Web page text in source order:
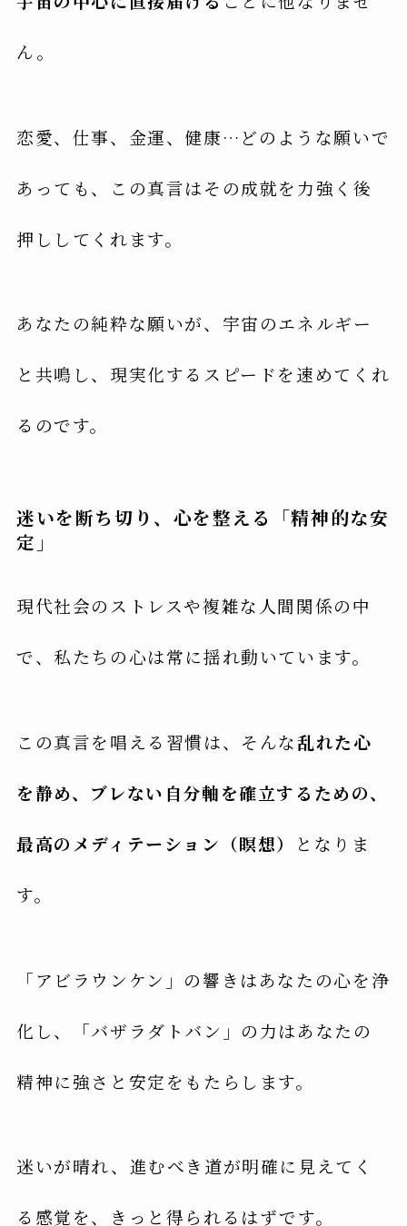
ん。
恋愛、仕事、金運、健康…どのような願いで
あっても、この真言はその成就を力強く後
押ししてくれます。
あなたの純粋な願いが、宇宙のエネルギー
と共鳴し、現実化するスピードを速めてくれ
るのです。
迷いを断ち切り、心を整える「精神的な安
定」
現代社会のストレスや複雑な人間関係の中
で、私たちの心は常に揺れ動いています。
この真言を唱える習慣は、そんな乱れた心
を静め、ブレない自分軸を確立するための、
最高のメディテーション（瞑想） となりま
す。
「アビラウンケン」の響きはあなたの心を浄
化し、「バザラダトバン」の力はあなたの
精神に強さと安定をもたらします。
迷いが晴れ、進むべき道が明確に見えてく
る感覚を、きっと得られるはずです。